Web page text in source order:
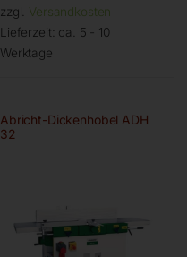
zzgl. Versandkosten
Lieferzeit: ca. 5 - 10
Werktage
Abricht-Dickenhobel ADH
32